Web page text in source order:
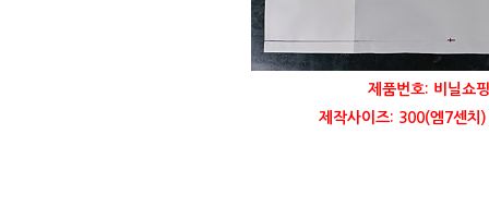
제품번호: 비닐쇼
제작사이즈: 300(엠7센치